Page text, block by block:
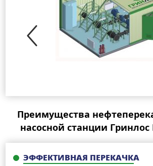
Преимущества
насосной станции Гринлос
ЭФФЕКТИВНАЯ ПЕРЕКАЧКА